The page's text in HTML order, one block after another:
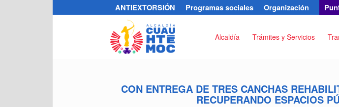
ANTIEXTORSIÓN Programas sociales Organización
Alcaldía Trámites y Servicios
CON ENTREGA DE TRES CANCHAS
RECUPERANDO ESPACIOS